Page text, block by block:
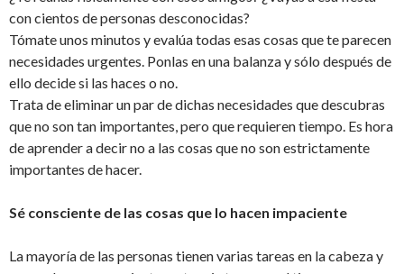
con cientos de personas desconocidas?
Tómate unos minutos y evalúa todas esas cosas que te parecen
necesidades urgentes. Ponlas en una balanza y sólo después de
ello decide si las haces o no.
Trata de eliminar un par de dichas necesidades que descubras
que no son tan importantes, pero que requieren tiempo. Es hora
de aprender a decir no a las cosas que no son estrictamente
importantes de hacer.
Sé consciente de las cosas que lo hacen impaciente
La mayoría de las personas tienen varias tareas en la cabeza y